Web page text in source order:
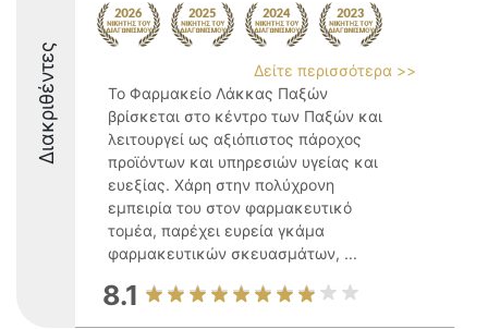
Διακριθέντες
Δείτε περισσότερα >>
Το Φαρμακείο Λάκκας Παξών
βρίσκεται στο κέντρο των Παξών και
λειτουργεί ως αξιόπιστος πάροχος
προϊόντων και υπηρεσιών υγείας και
ευεξίας. Χάρη στην πολύχρονη
εμπειρία του στον φαρμακευτικό
τομέα, παρέχει ευρεία γκάμα
φαρμακευτικών σκευασμάτων, ...
8.1